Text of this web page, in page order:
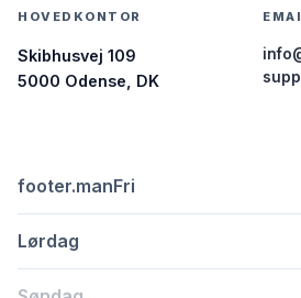
HOVEDKONTOR
Skibhusvej 109
5000 Odense, DK
footer.manFri
Lørdag